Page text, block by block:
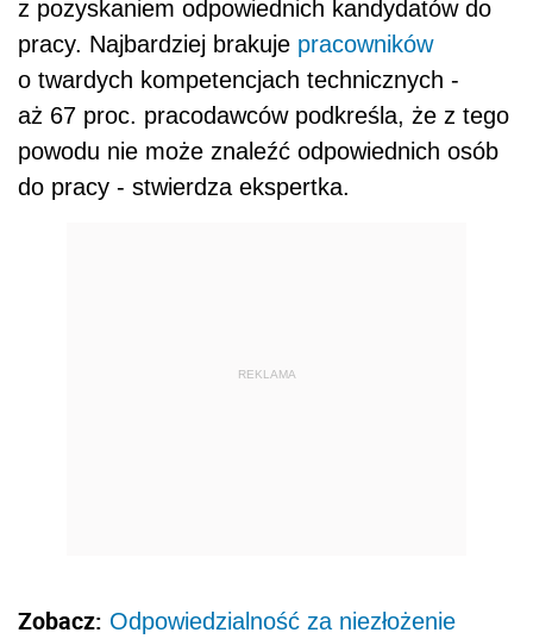
z pozyskaniem odpowiednich kandydatów do
pracy. Najbardziej brakuje pracowników
o twardych kompetencjach technicznych -
aż 67 proc. pracodawców podkreśla, że z tego
powodu nie może znaleźć odpowiednich osób
do pracy - stwierdza ekspertka.
REKLAMA
Zobacz: Odpowiedzialność za niezłożenie